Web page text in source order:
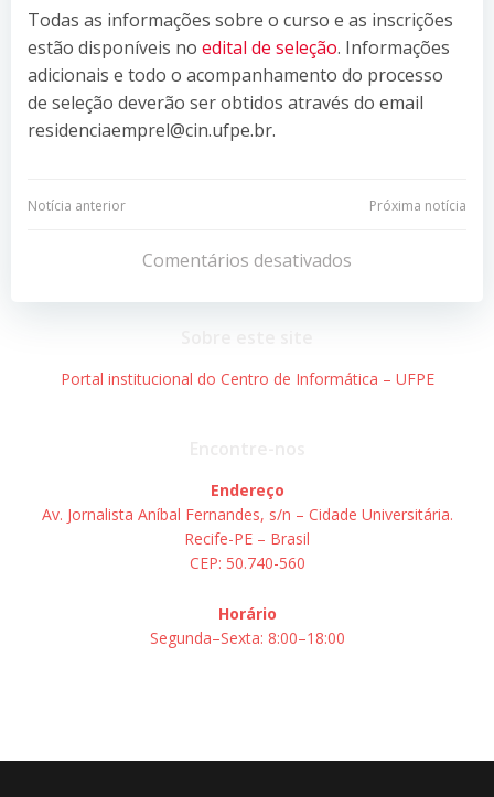
Todas as informações sobre o curso e as inscrições
estão disponíveis no edital de seleção. Informações
adicionais e todo o acompanhamento do processo
de seleção deverão ser obtidos através do email
residenciaemprel@cin.ufpe.br.
Navegação
Post
Notícia anterior
Navegação
de
Post
Próxima notícia
Comentários desativados
Portal institucional do Centro de Informática – UFPE
Endereço
Av. Jornalista Aníbal Fernandes, s/n – Cidade Universitária.
Recife-PE – Brasil
CEP: 50.740-560
Horário
Segunda–Sexta: 8:00–18:00